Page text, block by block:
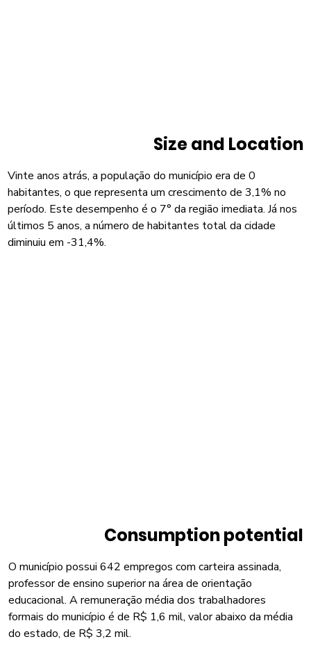
Size and Location
Vinte anos atrás, a população do município era de 0
habitantes, o que representa um crescimento de 3,1% no
período. Este desempenho é o 7° da região imediata. Já nos
últimos 5 anos, a número de habitantes total da cidade
diminuiu em -31,4%.
Consumption potential
O município possui 642 empregos com carteira assinada,
professor de ensino superior na área de orientação
educacional. A remuneração média dos trabalhadores
formais do município é de R$ 1,6 mil, valor abaixo da média
do estado, de R$ 3,2 mil.